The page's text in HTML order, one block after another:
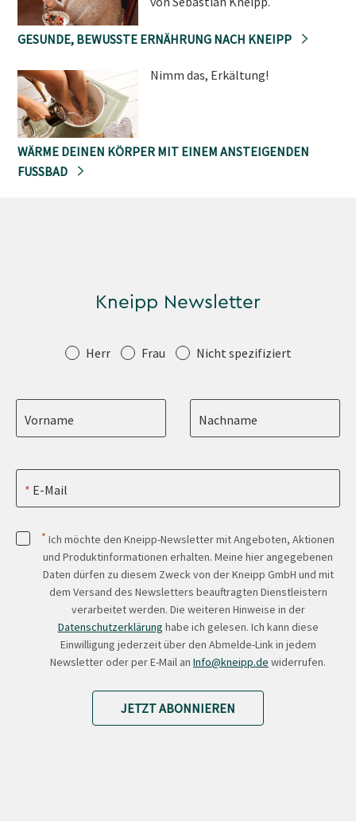
GESUNDE, BEWUSSTE ERNÄHRUNG NACH KNEIPP
Nimm das, Erkältung!
WÄRME DEINEN KÖRPER MIT EINEM ANSTEIGENDEN
FUSSBAD
Kneipp Newsletter
Anrede Herr Frau Nicht spezifiziert
Vorname Nachname
E-Mail
* Ich möchte den Kneipp-Newsletter mit Angeboten, Aktionen
und Produktinformationen erhalten. Meine hier angegebenen
Daten dürfen zu diesem Zweck von der Kneipp GmbH und mit
dem Versand des Newsletters beauftragten Dienstleistern
verarbeitet werden. Die weiteren Hinweise in der
Datenschutzerklärung habe ich gelesen. Ich kann diese
Einwilligung jederzeit über den Abmelde-Link in jedem
Newsletter oder per E-Mail an Info@kneipp.de widerrufen.
JETZT ABONNIEREN